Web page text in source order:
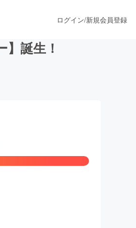
ログイン/新規会員登録
誕生！